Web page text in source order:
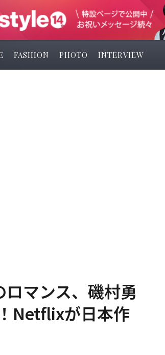
FASHION PHOTO INTERVIEW
マンス、磯村勇
Netflixが日本作